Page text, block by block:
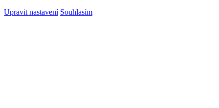
Upravit nastavení Souhlasím